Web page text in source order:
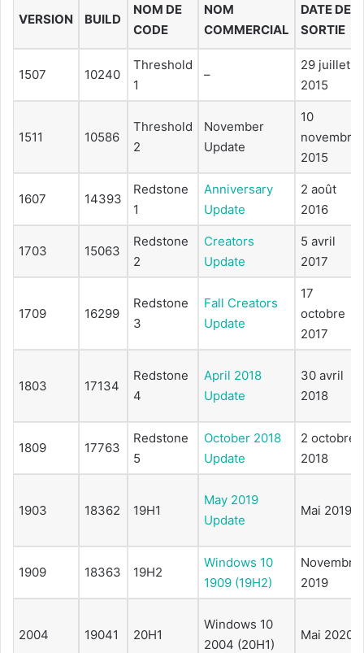
VERSION BUILD
NOM DE
CODE
NOM
COMMERCIAL
DATE DE
SORTIE
1507 10240
Threshold
1
–
29 juillet
2015
1511 10586
Threshold
2
November
Update
10
novembre
2015
1607 14393
Redstone
1
Anniversary
Update
2 août
2016
1703 15063
Redstone
2
Creators
Update
5 avril
2017
1709 16299
Redstone
3
Fall Creators
Update
17
octobre
2017
1803 17134
Redstone
4
April 2018
Update
30 avril
2018
1809 17763
Redstone
5
October 2018
Update
2 octobre
2018
1903 18362 19H1
May 2019
Update
Mai 2019
1909 18363 19H2
Windows 10
1909 (19H2)
Novembre
2019
2004 19041 20H1
Windows 10
2004 (20H1)
Mai 2020